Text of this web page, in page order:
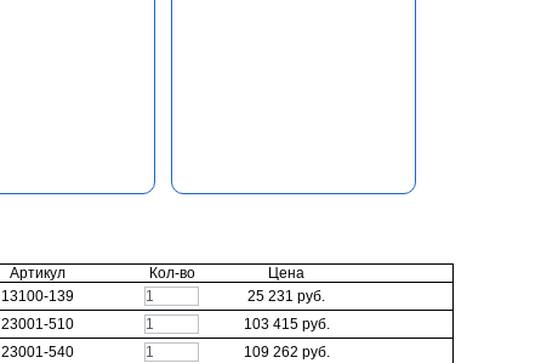
Артикул Кол-во
Цена
13100-139 25 231 руб.
23001-510 103 415 руб.
23001-540 109 262 руб.